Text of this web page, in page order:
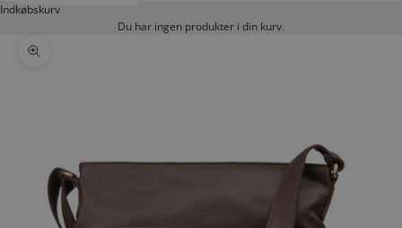
Indkøbskurv
Du har ingen produkter i din kurv.
Zoom